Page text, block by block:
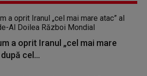
a oprit Iranul „cel mai mare
cel...